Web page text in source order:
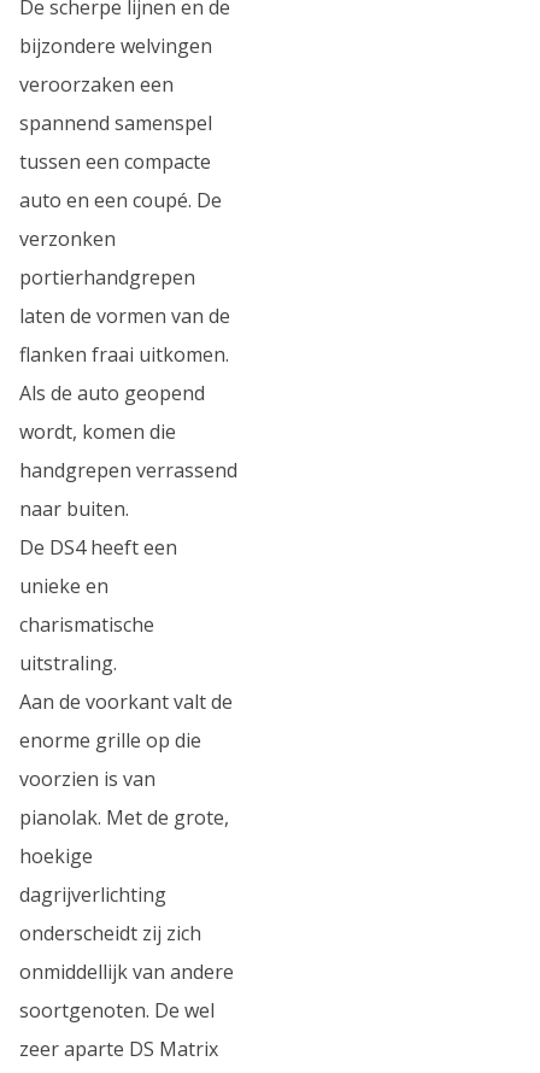
De scherpe lijnen en de
bijzondere welvingen
veroorzaken een
spannend samenspel
tussen een compacte
auto en een coupé. De
verzonken
portierhandgrepen
laten de vormen van de
flanken fraai uitkomen.
Als de auto geopend
wordt, komen die
handgrepen verrassend
naar buiten.
De DS4 heeft een
unieke en
charismatische
uitstraling.
Aan de voorkant valt de
enorme grille op die
voorzien is van
pianolak. Met de grote,
hoekige
dagrijverlichting
onderscheidt zij zich
onmiddellijk van andere
soortgenoten. De wel
zeer aparte DS Matrix